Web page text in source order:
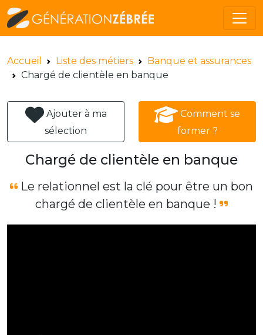
Accueil Liste des métiers
Banque et assurances
Chargé de clientèle en banque
Ajouter à ma
sélection
Comment se
former ?
Chargé de clientèle en banque
Le relationnel est la clé pour être un bon
chargé de clientèle en banque !